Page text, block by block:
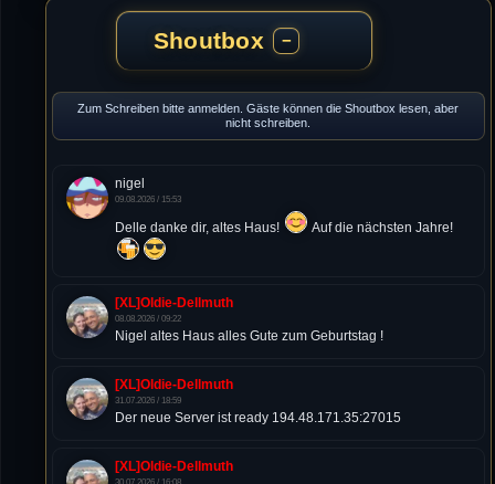
Shoutbox −
Zum Schreiben bitte anmelden. Gäste können die Shoutbox lesen, aber
nicht schreiben.
nigel
09.08.2026 / 15:53
Delle danke dir, altes Haus! Auf die nächsten Jahre!
[XL]Oldie-Dellmuth
08.08.2026 / 09:22
Nigel altes Haus alles Gute zum Geburtstag !
[XL]Oldie-Dellmuth
31.07.2026 / 18:59
Der neue Server ist ready 194.48.171.35:27015
[XL]Oldie-Dellmuth
30.07.2026 / 16:08